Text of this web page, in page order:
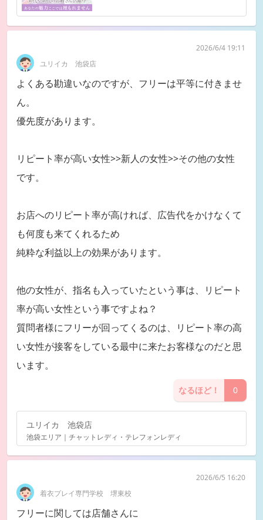
ユリイカ 池袋店
2026/6/4 19:11
よくある勘違いなのですが、フリーは平等に付きませ
ん。
優先度があります。
リピート率が高い女性>>新人の女性>>その他の女性
です。
お店へのリピート率が高ければ、広告代をかけなくて
も何度も来てくれるため
純粋な利益以上の効果があります。
他の女性が、指名も入っていたという事は、リピート
率が高い女性という事ですよね？
質問者様にフリーが回ってくるのは、リピート率の高
い女性が接客をしている最中に来たお客様なのだと思
います。
なるほど！ 0
ユリイカ 池袋店
池袋エリア｜チャットレディ・テレフォンレディ
着衣プレイ専門学校 堺東校
2026/6/5 16:20
フリーに関しては店舗さんに